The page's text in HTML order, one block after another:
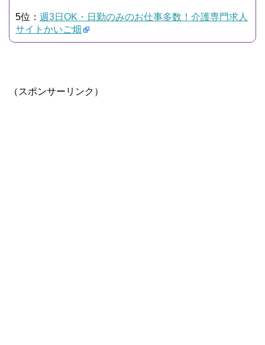
5位： 週3日OK・日勤のみのお仕事多数！介護専門求人
サイトかいご畑
（スポンサーリンク）